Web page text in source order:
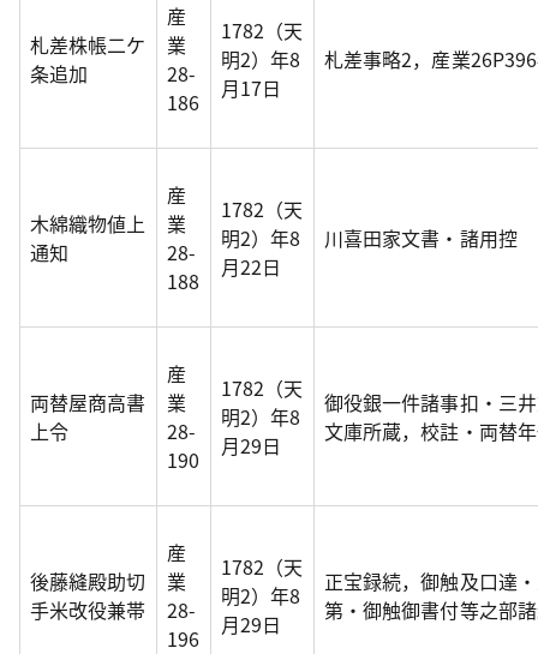
札差株帳二ケ
条追加
産
業
28-
186
1782（天
明2）年8
月17日
札差事略2，産業
木綿織物値上
通知
産
業
28-
188
1782（天
明2）年8
月22日
川喜田家文書・諸用控
両替屋商高書
上令
産
業
28-
190
1782（天
明2）年8
月29日
御役銀一件諸事扣・三
文庫所蔵，校註・両替
後藤縫殿助切
手米改役兼帯
産
業
28-
196
1782（天
明2）年8
月29日
正宝録続，御触及口達
第・御触御書付等之部